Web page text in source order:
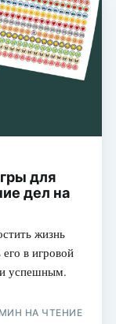
для
дел на
жизнь
в игровой
успешным.
НА ЧТЕНИЕ